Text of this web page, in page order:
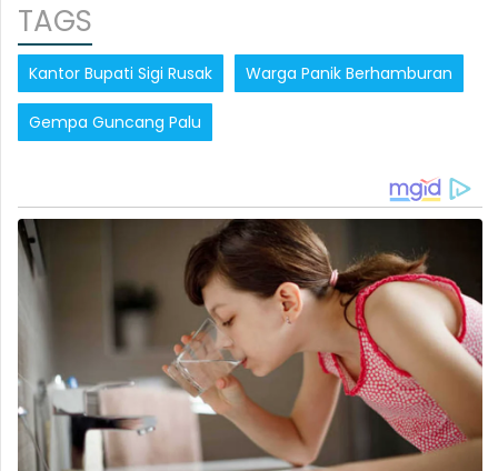
TAGS
Kantor Bupati Sigi Rusak Warga Panik Berhamburan
Gempa Guncang Palu